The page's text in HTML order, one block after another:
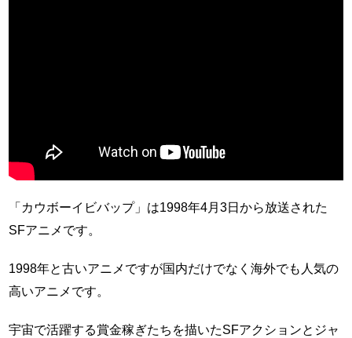
「カウボーイビバップ」は1998年4月3日から放送された
SFアニメです。
1998年と古いアニメですが国内だけでなく海外でも人気の
高いアニメです。
宇宙で活躍する賞金稼ぎたちを描いたSFアクションとジャ